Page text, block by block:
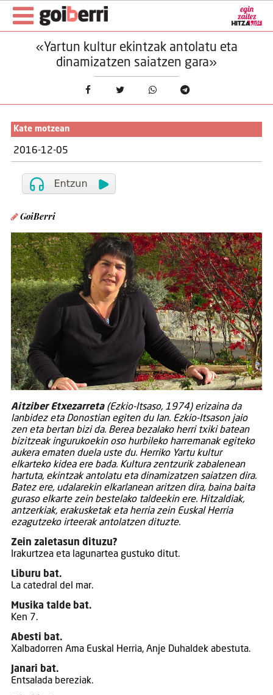
«Yartun kultur ekintzak antolatu eta
dinamizatzen saiatzen gara»
Kate motzean
2016-12-05
GoiBerri
Aitziber Etxezarreta(Ezkio-Itsaso, 1974) erizaina da
lanbidez eta Donostian egiten du lan. Ezkio-Itsason jaio
zen eta bertan bizi da. Berea bezalako herri txiki batean
bizitzeak ingurukoekin oso hurbileko harremanak egiteko
aukera ematen duela uste du. Herriko Yartu kultur
elkarteko kidea ere bada. Kultura zentzurik zabalenean
hartuta, ekintzak antolatu eta dinamizatzen saiatzen dira.
Batez ere, udalarekin elkarlanean aritzen dira, baina baita
guraso elkarte zein bestelako taldeekin ere. Hitzaldiak,
antzerkiak, erakusketak eta herria zein Euskal Herria
ezagutzeko irteerak antolatzen dituzte.
Zein zaletasun dituzu?
Irakurtzea eta lagunartea gustuko ditut.
Liburu bat.
La catedral del mar.
Musika talde bat.
Ken 7.
Abesti bat.
Xalbadorren Ama Euskal Herria, Anje Duhaldek abestuta.
Janari bat.
Entsalada bereziak.